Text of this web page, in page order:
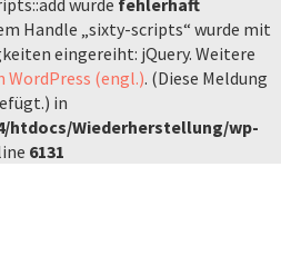
wurde fehlerhaft
Handle „sixty-scripts“ wurde mit
eingereiht: jQuery. Weitere
WordPress (engl.). (Diese Meldung
in
htdocs/Wiederherstellung/wp-
6131